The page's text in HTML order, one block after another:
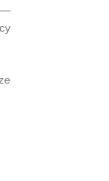
—